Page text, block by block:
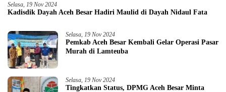
Selasa, 19 Nov 2024
Kadisdik Dayah Aceh Besar Hadiri Maulid di Dayah Nidaul Fata
Selasa, 19 Nov 2024
Pemkab Aceh Besar Kembali Gelar Operasi Pasar
Murah di Lamteuba
Selasa, 19 Nov 2024
Tingkatkan Status, DPMG Aceh Besar Minta